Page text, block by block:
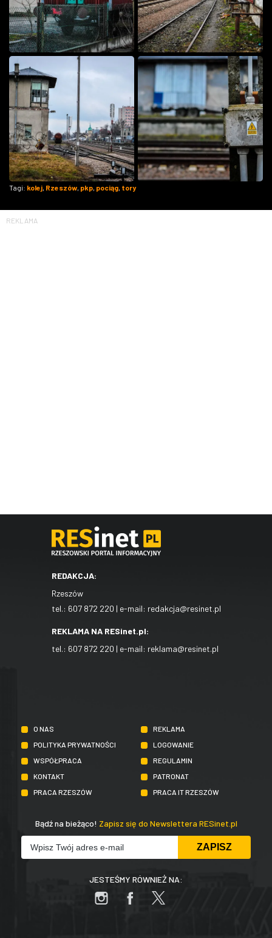
Tagi: kolej, Rzeszów, pkp, pociąg, tory
REKLAMA
REDAKCJA:
Rzeszów
tel.: 607 872 220 | e-mail: redakcja@resinet.pl
REKLAMA NA RESinet.pl:
tel.: 607 872 220 | e-mail: reklama@resinet.pl
O NAS
REKLAMA
POLITYKA PRYWATNOŚCI
LOGOWANIE
WSPÓŁPRACA
REGULAMIN
KONTAKT
PATRONAT
PRACA RZESZÓW
PRACA IT RZESZÓW
Bądź na bieżąco! Zapisz się do Newslettera RESinet.pl
JESTEŚMY RÓWNIEŻ NA: